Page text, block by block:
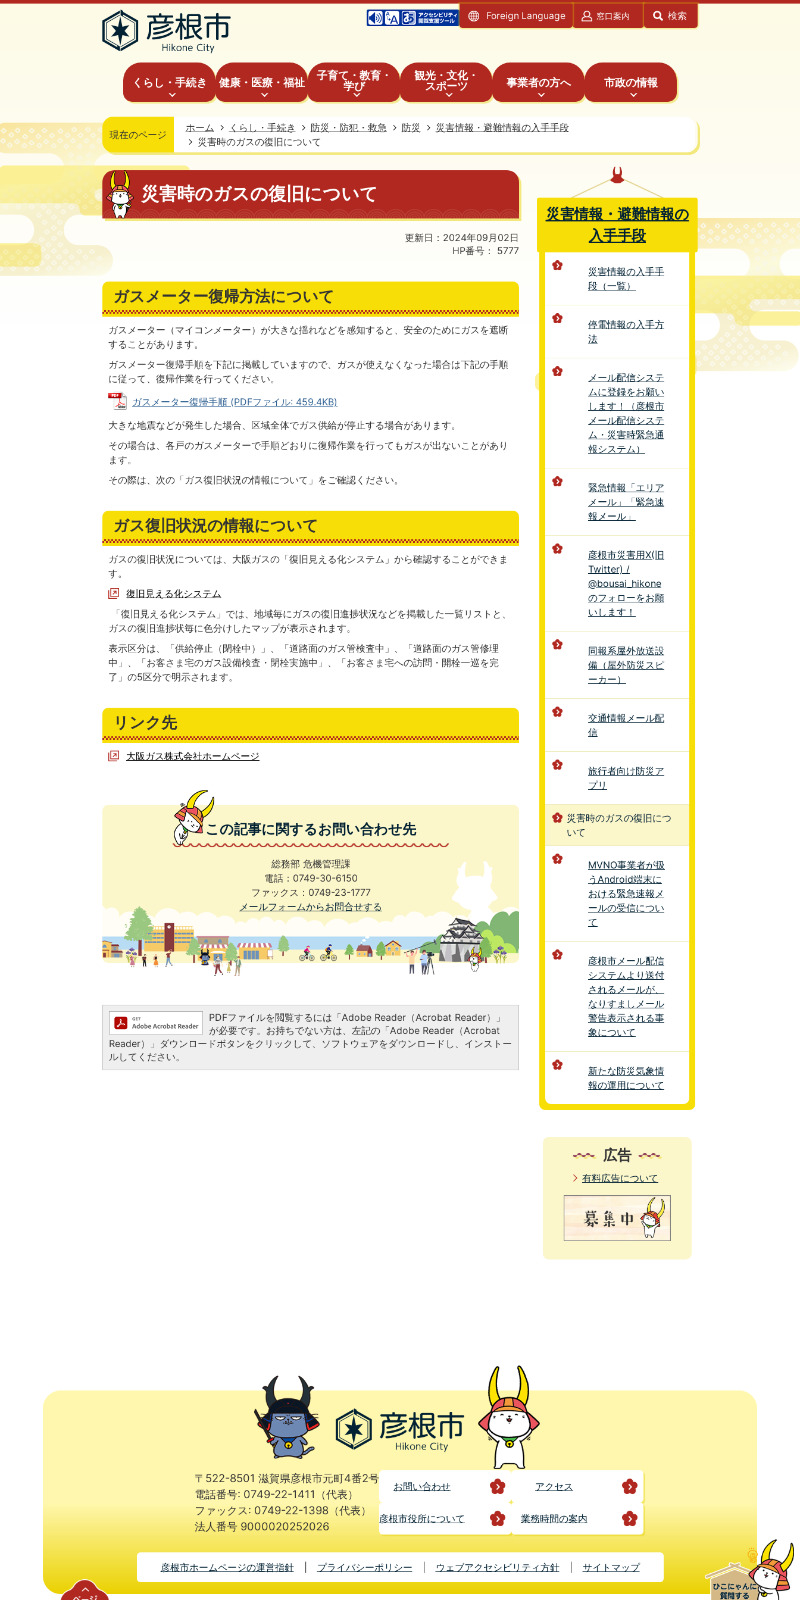
Foreign Language 窓口案内 検索
くらし・手続き 健康・医療・福祉
子育て・教育・
学び
観光・文化・
スポーツ
事業者の方へ 市政の情報
現在のページ
ホーム くらし・手続き 防災・防犯・救急 防災
災害情報・避難情報の入手手段
災害時のガスの復旧について
災害時のガスの復旧について
更新日：2024年09月02日
HP番号：
5777
ガスメーター復帰方法について
ガスメーター（マイコンメーター）が大きな揺れなどを感知すると、安全のためにガスを遮断
することがあります。
ガスメーター復帰手順を下記に掲載していますので、ガスが使えなくなった場合は下記の手順
に従って、復帰作業を行ってください。
ガスメーター復帰手順 (PDFファイル: 459.4KB)
大きな地震などが発生した場合、区域全体でガス供給が停止する場合があります。
その場合は、各戸のガスメーターで手順どおりに復帰作業を行ってもガスが出ないことがあり
ます。
その際は、次の「ガス復旧状況の情報について」をご確認ください。
ガス復旧状況の情報について
ガスの復旧状況については、大阪ガスの「復旧見える化システム」から確認することができま
す。
復旧見える化システム
「復旧見える化システム」では、地域毎にガスの復旧進捗状況などを掲載した一覧リストと、
ガスの復旧進捗状毎に色分けしたマップが表示されます。
表示区分は、「供給停止（閉栓中）」、「道路面のガス管検査中」、「道路面のガス管修理
中」、「お客さま宅のガス設備検査・閉栓実施中」、「お客さま宅への訪問・開栓一巡を完
了」の5区分で明示されます。
リンク先
大阪ガス株式会社ホームページ
この記事に関するお問い合わせ先
総務部 危機管理課
電話：0749-30-6150
ファックス：0749-23-1777
メールフォームからお問合せする
PDFファイルを閲覧するには「Adobe Reader（Acrobat Reader）」
が必要です。お持ちでない方は、左記の「Adobe Reader（Acrobat
Reader）」ダウンロードボタンをクリックして、ソフトウェアをダウンロードし、インストー
ルしてください。
災害情報・避難情報の
入手手段
災害情報の入手手
段（一覧）
停電情報の入手方
法
メール配信システ
ムに登録をお願い
します！（彦根市
メール配信システ
ム・災害時緊急通
報システム）
緊急情報「エリア
メール」「緊急速
報メール」
彦根市災害用X(旧
Twitter) /
@bousai_hikone
のフォローをお願
いします！
同報系屋外放送設
備（屋外防災スピ
ーカー）
交通情報メール配
信
旅行者向け防災ア
プリ
災害時のガスの復旧につ
いて
MVNO事業者が扱
うAndroid端末に
おける緊急速報メ
ールの受信につい
て
彦根市メール配信
システムより送付
されるメールが、
なりすましメール
警告表示される事
象について
新たな防災気象情
報の運用について
広告
有料広告について
〒522-8501 滋賀県彦根市元町4番2号
電話番号: 0749-22-1411（代表）
ファックス: 0749-22-1398（代表）
法人番号 9000020252026
お問い合わせ アクセス
彦根市役所について 業務時間の案内
彦根市ホームページの運営指針 プライバシーポリシー ウェブアクセシビリティ方針 サイトマップ